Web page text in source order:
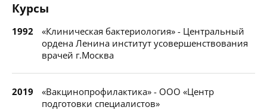
Курсы
1992
«Клиническая бактериология» - Центральный
ордена Ленина институт усовершенствования
врачей г.Москва
2019
«Вакцинопрофилактика» - ООО «Центр
подготовки специалистов»